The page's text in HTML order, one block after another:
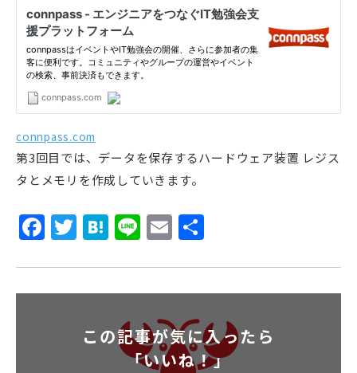
connpass.com
第3回目では、データを保存するハードウェア装置 レジス
タとメモリを作成していきます。
Facebook
Twitter
Hatena
LineEmail
この記事が気に入ったら
「いいね！」